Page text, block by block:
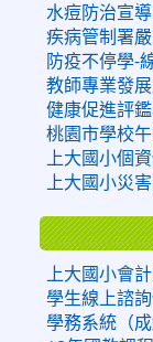
水痘防治宣導
疾病管制署
防疫不停學-
教師專業發
健康促進評
桃園市學校
上大國小個
上大國小災
上大國小會
學生線上諮
學務系統（成